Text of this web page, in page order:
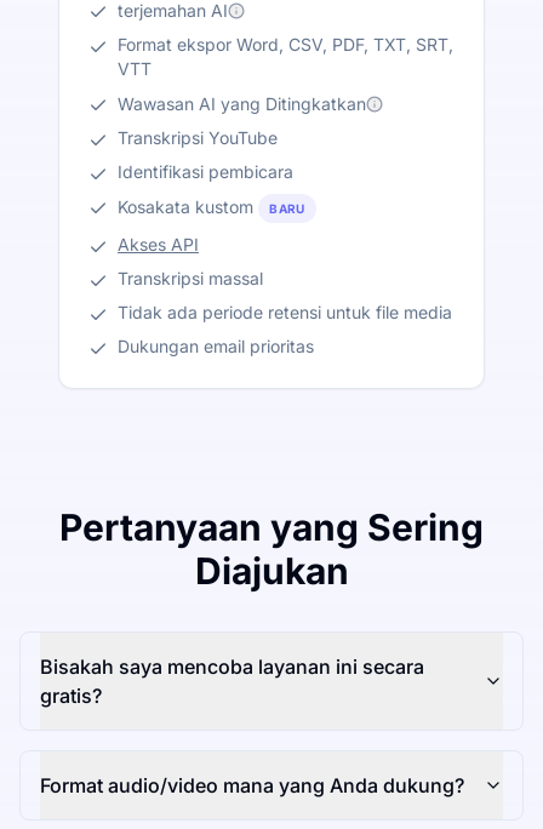
terjemahan AI
Format ekspor Word, CSV, PDF, TXT, SRT,
VTT
Wawasan AI yang Ditingkatkan
Transkripsi YouTube
Identifikasi pembicara
Kosakata kustom
BARU
Akses API
Transkripsi massal
Tidak ada periode retensi untuk file media
Dukungan email prioritas
Pertanyaan yang Sering
Diajukan
Bisakah saya mencoba layanan ini secara
gratis?
Format audio/video mana yang Anda dukung?